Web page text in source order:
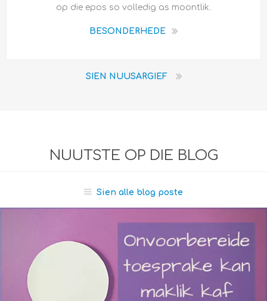
op die epos so volledig as moontlik.
BESONDERHEDE
SIEN NUUSARGIEF
NUUTSTE OP DIE BLOG
Sien alle blog poste